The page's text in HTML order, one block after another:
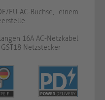
EU-AC-Buchse, einem
16A AC-Netzkabel
Netzstecker